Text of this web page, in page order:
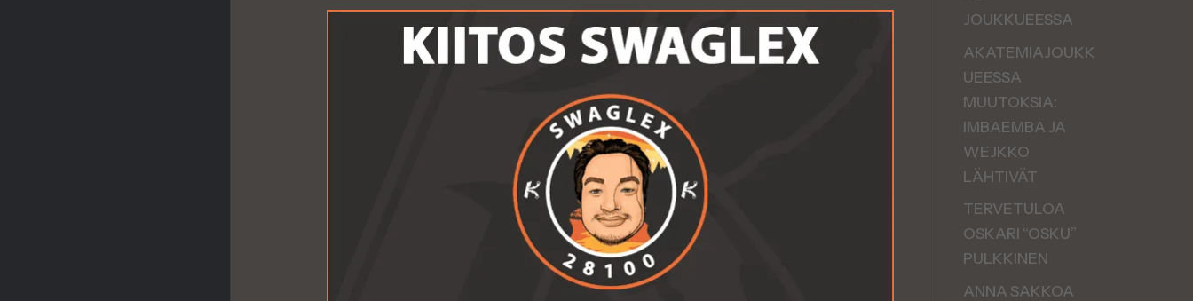
JOUKKUEESSA
AKATEMIAJOUKK
UEESSA
MUUTOKSIA:
IMBAEMBA JA
WEJKKO
LÄHTIVÄT
TERVETULOA
OSKARI “OSKU”
PULKKINEN
ANNA SAKKOA